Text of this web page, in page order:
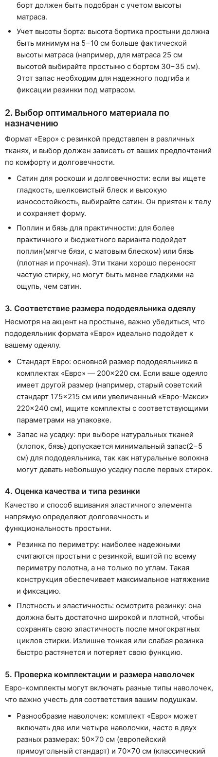
борт должен быть подобран с учетом высоты
матраса.
Учет высоты борта: высота бортика простыни должна
быть минимум на 5−10 см больше фактической
высоты матраса (например, для матраса 25 см
высотой выбирайте простыню с бортом 30−35 см).
Этот запас необходим для надежного подгиба и
фиксации резинки под матрасом.
2. Выбор оптимального материала по
назначению
Формат «Евро» с резинкой представлен в различных
тканях, и выбор должен зависеть от ваших предпочтений
по комфорту и долговечности.
Сатин для роскоши и долговечности: если вы ищете
гладкость, шелковистый блеск и высокую
износостойкость, выбирайте сатин. Он приятен к телу
и сохраняет форму.
Поплин и бязь для практичности: для более
практичного и бюджетного варианта подойдет
поплин(мягче бязи, с матовым блеском) или бязь
(плотная и прочная). Эти ткани хорошо переносят
частую стирку, но могут быть менее гладкими на
ощупь, чем сатин.
3. Соответствие размера пододеяльника одеялу
Несмотря на акцент на простыне, важно убедиться, что
пододеяльник формата «Евро» идеально подойдет к
вашему одеялу.
Стандарт Евро: основной размер пододеяльника в
комплектах «Евро» — 200×220 см. Если ваше одеяло
имеет другой размер (например, старый советский
стандарт 175×215 см или увеличенный «Евро-Макси»
220×240 см), ищите комплекты с соответствующими
параметрами на упаковке.
Запас на усадку: при выборе натуральных тканей
(хлопок, бязь) допускается минимальный запас(2−5
см) для пододеяльника, так как натуральные волокна
могут давать небольшую усадку после первых стирок.
4. Оценка качества и типа резинки
Качество и способ вшивания эластичного элемента
напрямую определяют долговечность и
функциональность простыни.
Резинка по периметру: наиболее надежными
считаются простыни с резинкой, вшитой по всему
периметру полотна, а не только по углам. Такая
конструкция обеспечивает максимальное натяжение
и фиксацию.
Плотность и эластичность: осмотрите резинку: она
должна быть достаточно широкой и плотной, чтобы
сохранять свою эластичность после многократных
циклов стирки. Излишне тонкая или слабая резинка
быстро растянется и потеряет свою функцию.
5. Проверка комплектации и размера наволочек
Евро-комплекты могут включать разные типы наволочек,
что важно учесть для соответствия вашим подушкам.
Разнообразие наволочек: комплект «Евро» может
включать две или четыре наволочки, часто в двух
разных размерах: 50×70 см (европейский
прямоугольный стандарт) и 70×70 см (классический